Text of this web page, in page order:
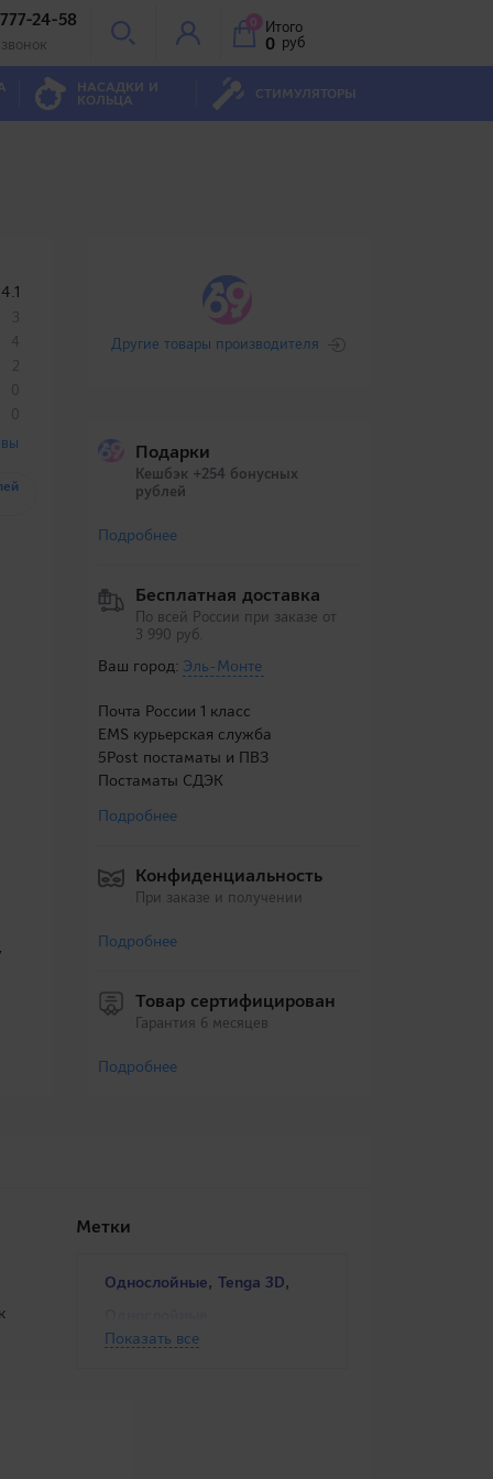
24-58 0 Итого
0 руб
НАСАДКИ И
КОЛЬЦА СТИМУЛЯТОРЫ
4.1
3
4
2
0
0
Другие товары производителя
Подарки
Кешбэк +254 бонусных
рублей
Подробнее
Бесплатная доставка
По всей России при заказе от
3 990 руб.
Ваш город: Эль-Монте
Почта России 1 класс
EMS курьерская служба
5Post постаматы и ПВЗ
Постаматы СДЭК
Подробнее
Конфиденциальность
При заказе и получении
Подробнее
Товар сертифицирован
Гарантия 6 месяцев
Подробнее
Метки
Однослойные, Tenga 3D,
Показать все